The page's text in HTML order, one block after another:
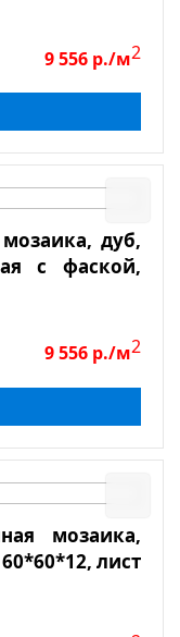
9 556 р./м2
дуб,
с фаской,
9 556 р./м2
мозаика,
лист